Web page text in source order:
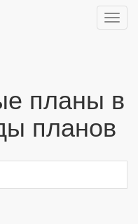
планы в
планов